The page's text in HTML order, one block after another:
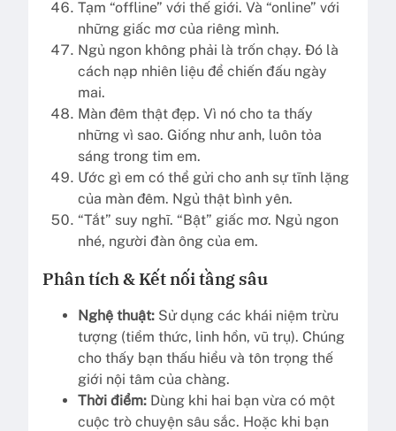
Tạm “offline” với thế giới. Và “online” với
những giấc mơ của riêng mình.
Ngủ ngon không phải là trốn chạy. Đó là
cách nạp nhiên liệu để chiến đấu ngày
mai.
Màn đêm thật đẹp. Vì nó cho ta thấy
những vì sao. Giống như anh, luôn tỏa
sáng trong tim em.
Ước gì em có thể gửi cho anh sự tĩnh lặng
của màn đêm. Ngủ thật bình yên.
“Tắt” suy nghĩ. “Bật” giấc mơ. Ngủ ngon
nhé, người đàn ông của em.
Phân tích & Kết nối tầng sâu
Nghệ thuật: Sử dụng các khái niệm trừu
tượng (tiềm thức, linh hồn, vũ trụ). Chúng
cho thấy bạn thấu hiểu và tôn trọng thế
giới nội tâm của chàng.
Thời điểm: Dùng khi hai bạn vừa có một
cuộc trò chuyện sâu sắc. Hoặc khi bạn